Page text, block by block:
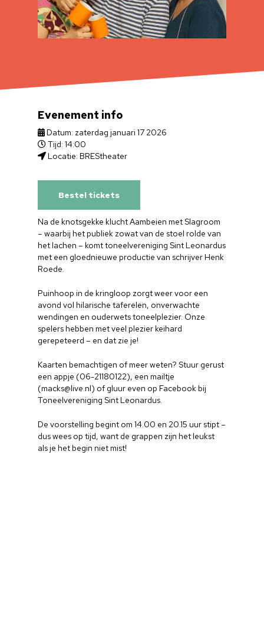
Na de knotsgekke klucht Aambeien met Slagroom
– waarbij het publiek zowat van de stoel rolde van
het lachen – komt toneelvereniging Sint Leonardus
met een gloednieuwe productie van schrijver Henk
Roede.
Puinhoop in de kringloop zorgt weer voor een
avond vol hilarische taferelen, onverwachte
wendingen en ouderwets toneelplezier. Onze
spelers hebben met veel plezier keihard
gerepeteerd – en dat zie je!
Kaarten bemachtigen of meer weten? Stuur gerust
een appje (06-21180122), een mailtje
(macks@live.nl) of gluur even op Facebook bij
Toneelvereniging Sint Leonardus.
De voorstelling begint om 14.00 en 20.15 uur stipt –
dus wees op tijd, want de grappen zijn het leukst
als je het begin niet mist!
Evenement info
Datum: zaterdag januari 17 2026
Tijd: 14:00
Locatie: BREStheater
Bestel tickets